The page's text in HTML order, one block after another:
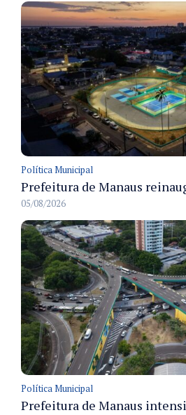
Política Municipal
05/08/2026
Política Municipal